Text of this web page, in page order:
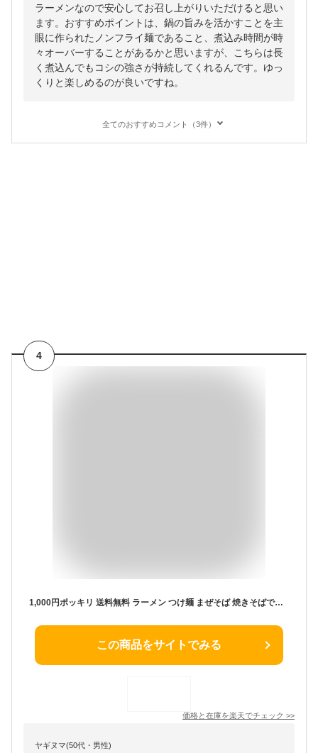
ラーメンなので安心してお召し上がりいただけると思い
ます。おすすめポイントは、鍋の旨みを活かすことを主
眼に作られたノンフライ麺であること、煮込み時間が時
々オーバーすることがあるかと思いますが、こちらは長
く煮込んでもコシの強さが持続してくれるんです。ゆっ
くりと楽しめるのが良いですね。
全てのおすすめコメント（3件）
4
1,000円ポッキリ 送料無料 ラーメン つけ麺 まぜそば 焼きそばで使える 生麺 ！！メール便 送料無料 麺のみ≪極太生中華麺4玉セット≫※スープは付いていません。
この商品をサイトでみる
価格と在庫を楽天でチェック >>
ヤギヌマ(50代・男性)